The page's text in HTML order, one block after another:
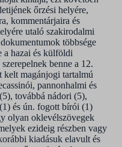
őrzési helyére,
kommentárjaira és
utaló szakirodalmi
többsége
a hazai és külföldi
benne a 12.
kelt magánjogi tartalmú
pannonhalmi és
továbbá nádori (5),
és ún. fogott bírói (1)
olyan oklevélszövegek
ezideig részben vagy
kiadásuk elavult és